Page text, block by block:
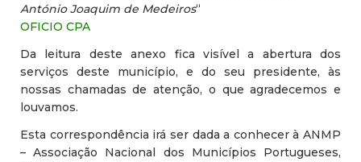
António Joaquim de Medeiros“
OFICIO CPA
Da leitura deste anexo fica visível a abertura dos
serviços deste município, e do seu presidente, às
nossas chamadas de atenção, o que agradecemos e
louvamos.
Esta correspondência irá ser dada a conhecer à ANMP
– Associação Nacional dos Municípios Portugueses,